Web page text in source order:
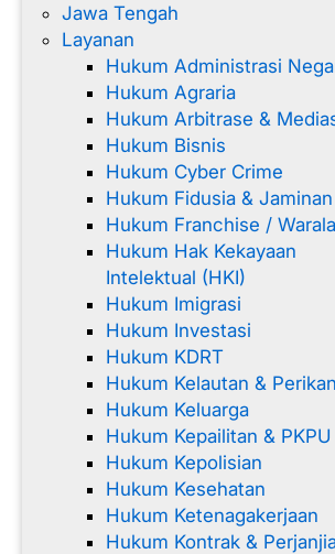
Jawa Tengah
Layanan
Hukum Administrasi
Hukum Agraria
Hukum Arbitrase &
Hukum Bisnis
Hukum Cyber Crime
Hukum Fidusia & Jaminan
Hukum Franchise /
Hukum Hak Kekayaan
Intelektual (HKI)
Hukum Imigrasi
Hukum Investasi
Hukum KDRT
Hukum Kelautan &
Hukum Keluarga
Hukum Kepailitan & PKPU
Hukum Kepolisian
Hukum Kesehatan
Hukum Ketenagakerjaan
Hukum Kontrak &